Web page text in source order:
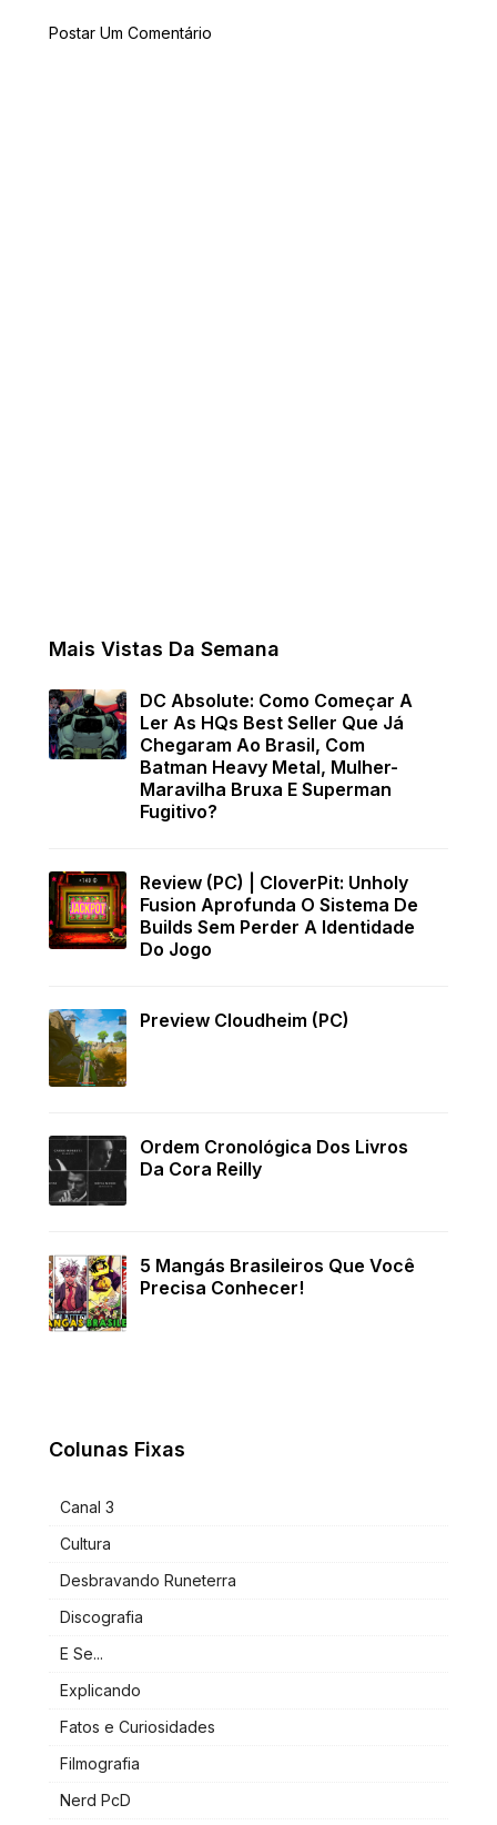
Postar Um Comentário
Mais Vistas Da Semana
DC Absolute: Como Começar A
Ler As HQs Best Seller Que Já
Chegaram Ao Brasil, Com
Batman Heavy Metal, Mulher-
Maravilha Bruxa E Superman
Fugitivo?
Review (PC) | CloverPit: Unholy
Fusion Aprofunda O Sistema De
Builds Sem Perder A Identidade
Do Jogo
Preview Cloudheim (PC)
Ordem Cronológica Dos Livros
Da Cora Reilly
5 Mangás Brasileiros Que Você
Precisa Conhecer!
Colunas Fixas
Canal 3
Cultura
Desbravando Runeterra
Discografia
E Se...
Explicando
Fatos e Curiosidades
Filmografia
Nerd PcD